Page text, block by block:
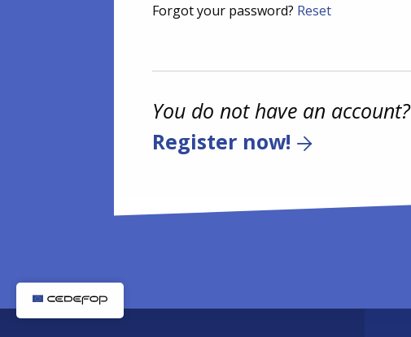
Forgot your password? Reset
You do not have an account?
Register now!